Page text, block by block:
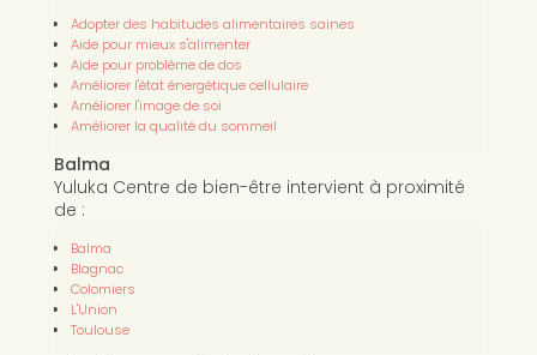
Adopter des habitudes alimentaires saines
Aide pour mieux s'alimenter
Aide pour problème de dos
Améliorer l'état énergétique cellulaire
Améliorer l'image de soi
Améliorer la qualité du sommeil
Balma
Yuluka Centre de bien-être intervient à proximité
de :
Balma
Blagnac
Colomiers
L'Union
Toulouse